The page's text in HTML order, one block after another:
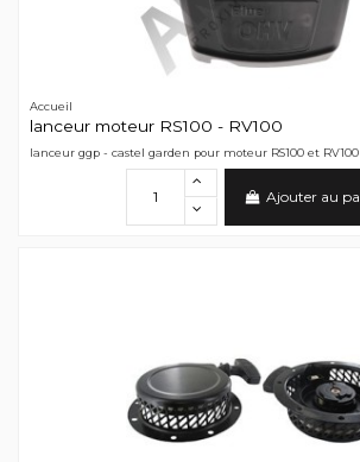
Accueil
lanceur moteur RS100 - RV100
lanceur ggp - castel garden pour moteur RS100 et RV100
Ajouter au